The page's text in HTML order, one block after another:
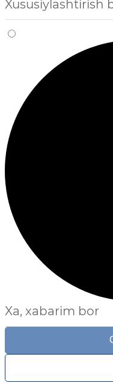
Xususiylashtirish
Xa, xabarim bor